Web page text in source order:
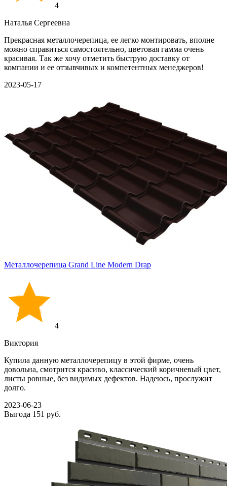
4
Наталья Сергеевна
Прекрасная металлочерепица, ее легко монтировать, вполне
можно справиться самостоятельно, цветовая гамма очень
красивая. Так же хочу отметить быструю доставку от
компании и ее отзывчивых и компетентных менеджеров!
2023-05-17
Металлочерепица Grand Line Modern Drap
4
Виктория
Купила данную металлочерепицу в этой фирме, очень
довольна, смотрится красиво, классический коричневый цвет,
листы ровные, без видимых дефектов. Надеюсь, прослужит
долго.
2023-06-23
Выгода 151 руб.